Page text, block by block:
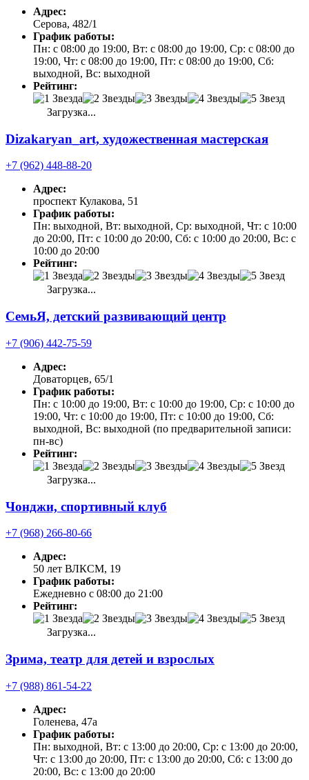
Адрес:
Серова, 482/1
График работы:
Пн: с 08:00 до 19:00, Вт: с 08:00 до 19:00, Ср: с 08:00 до
19:00, Чт: с 08:00 до 19:00, Пт: с 08:00 до 19:00, Сб:
выходной, Вс: выходной
Рейтинг:
Загрузка...
Dizakaryan_art, художественная мастерская
+7 (962) 448-88-20
Адрес:
проспект Кулакова, 51
График работы:
Пн: выходной, Вт: выходной, Ср: выходной, Чт: с 10:00
до 20:00, Пт: с 10:00 до 20:00, Сб: с 10:00 до 20:00, Вс: с
10:00 до 20:00
Рейтинг:
Загрузка...
СемьЯ, детский развивающий центр
+7 (906) 442-75-59
Адрес:
Доваторцев, 65/1
График работы:
Пн: с 10:00 до 19:00, Вт: с 10:00 до 19:00, Ср: с 10:00 до
19:00, Чт: с 10:00 до 19:00, Пт: с 10:00 до 19:00, Сб:
выходной, Вс: выходной (по предварительной записи:
пн-вс)
Рейтинг:
Загрузка...
Чонджи, спортивный клуб
+7 (968) 266-80-66
Адрес:
50 лет ВЛКСМ, 19
График работы:
Ежедневно с 08:00 до 21:00
Рейтинг:
Загрузка...
Зрима, театр для детей и взрослых
+7 (988) 861-54-22
Адрес:
Голенева, 47а
График работы:
Пн: выходной, Вт: с 13:00 до 20:00, Ср: с 13:00 до 20:00,
Чт: с 13:00 до 20:00, Пт: с 13:00 до 20:00, Сб: с 13:00 до
20:00, Вс: с 13:00 до 20:00